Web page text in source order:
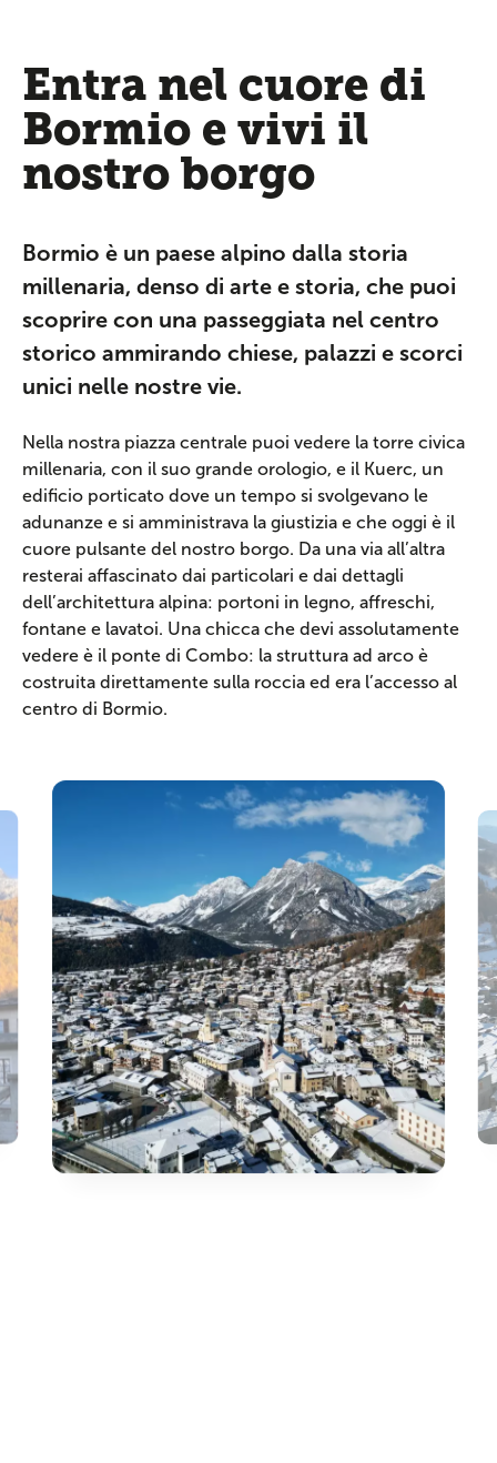
Entra nel cuore di
Bormio e vivi il
nostro borgo
Bormio è un paese alpino dalla storia
millenaria, denso di arte e storia, che puoi
scoprire con una passeggiata nel centro
storico ammirando chiese, palazzi e scorci
unici nelle nostre vie.
Nella nostra piazza centrale puoi vedere la torre civica
millenaria, con il suo grande orologio, e il Kuerc, un
edificio porticato dove un tempo si svolgevano le
adunanze e si amministrava la giustizia e che oggi è il
cuore pulsante del nostro borgo. Da una via all’altra
resterai affascinato dai particolari e dai dettagli
dell’architettura alpina: portoni in legno, affreschi,
fontane e lavatoi. Una chicca che devi assolutamente
vedere è il ponte di Combo: la struttura ad arco è
costruita direttamente sulla roccia ed era l’accesso al
centro di Bormio.